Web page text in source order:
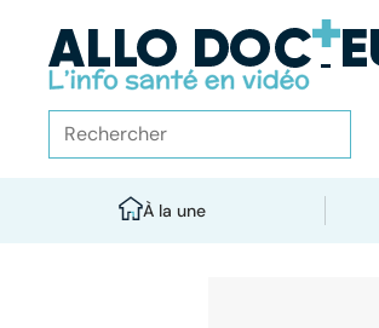
À la une